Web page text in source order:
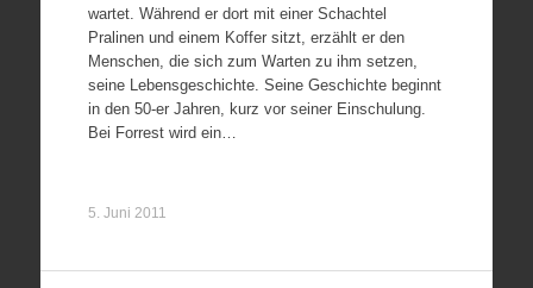
wartet. Während er dort mit einer Schachtel
Pralinen und einem Koffer sitzt, erzählt er den
Menschen, die sich zum Warten zu ihm setzen,
seine Lebensgeschichte. Seine Geschichte beginnt
in den 50-er Jahren, kurz vor seiner Einschulung.
Bei Forrest wird ein…
5. Juni 2011